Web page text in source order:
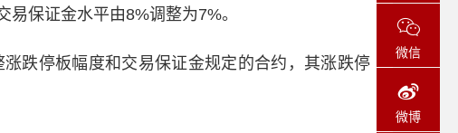
易保证金水平由8%调整为7%。
跌停板幅度和交易保证金规定的合约，其涨跌停
微信
微博